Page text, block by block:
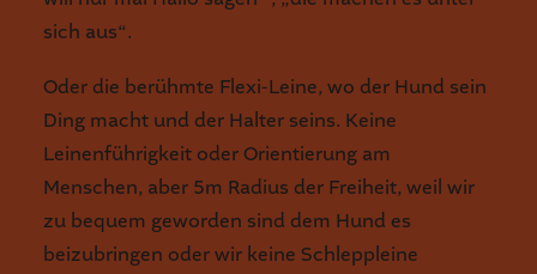
sich aus“.
Oder die berühmte Flexi-Leine, wo der Hund sein
Ding macht und der Halter seins. Keine
Leinenführigkeit oder Orientierung am
Menschen, aber 5m Radius der Freiheit, weil wir
zu bequem geworden sind dem Hund es
beizubringen oder wir keine Schleppleine